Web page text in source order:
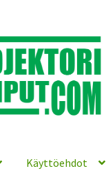
Käyttöehdot